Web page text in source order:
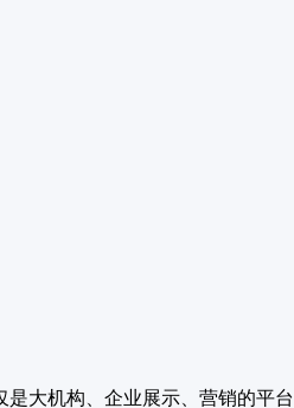
大机构、企业展示、营销的平